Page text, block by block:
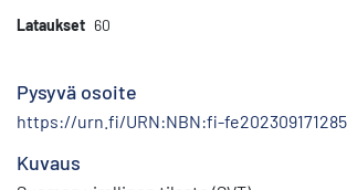
Lataukset 60
Pysyvä osoite
https://urn.fi/URN:NBN:fi-
Kuvaus